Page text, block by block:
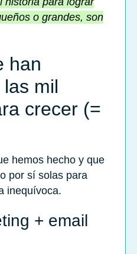
o grandes, son
han
mil
crecer (=
hemos hecho y que
por sí solas para
inequívoca.
+ email